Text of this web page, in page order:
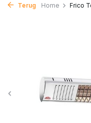
Terug Home Frico